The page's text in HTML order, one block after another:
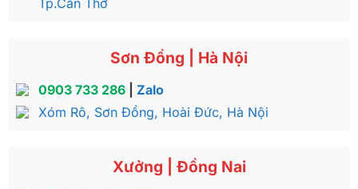
Tp.Cần Thơ
Sơn Đồng | Hà Nội
0903 733 286| Zalo
Xóm Rô, Sơn Đồng, Hoài Đức, Hà Nội
Xưởng | Đồng Nai